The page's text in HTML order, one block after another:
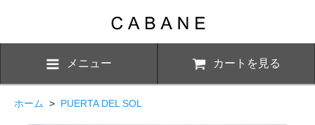
メニュー カートを見る
ホーム > PUERTA DEL SOL